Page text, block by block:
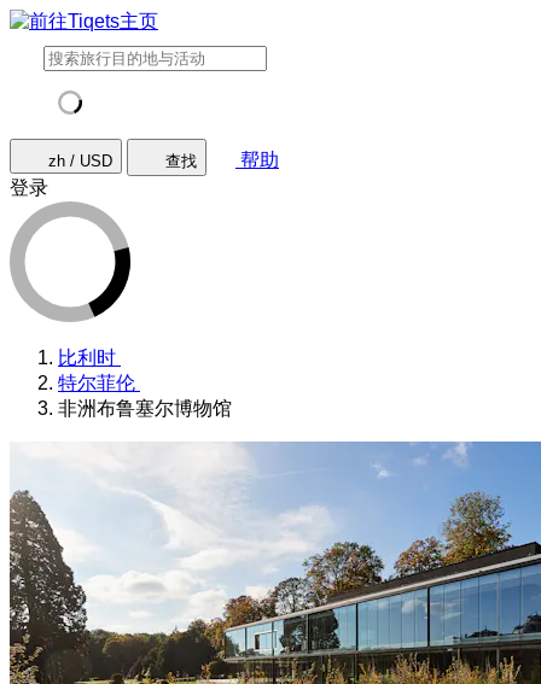
zh / USD 查找
帮助
登录
比利时
特尔菲伦
非洲布鲁塞尔博物馆